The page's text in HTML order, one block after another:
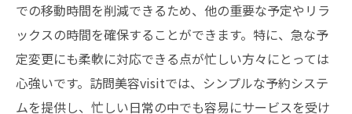
での移動時間を削減できるため、他の重要な予定やリラ
ックスの時間を確保することができます。特に、急な予
定変更にも柔軟に対応できる点が忙しい方々にとっては
心強いです。訪問美容visitでは、シンプルな予約システ
ムを提供し、忙しい日常の中でも容易にサービスを受け